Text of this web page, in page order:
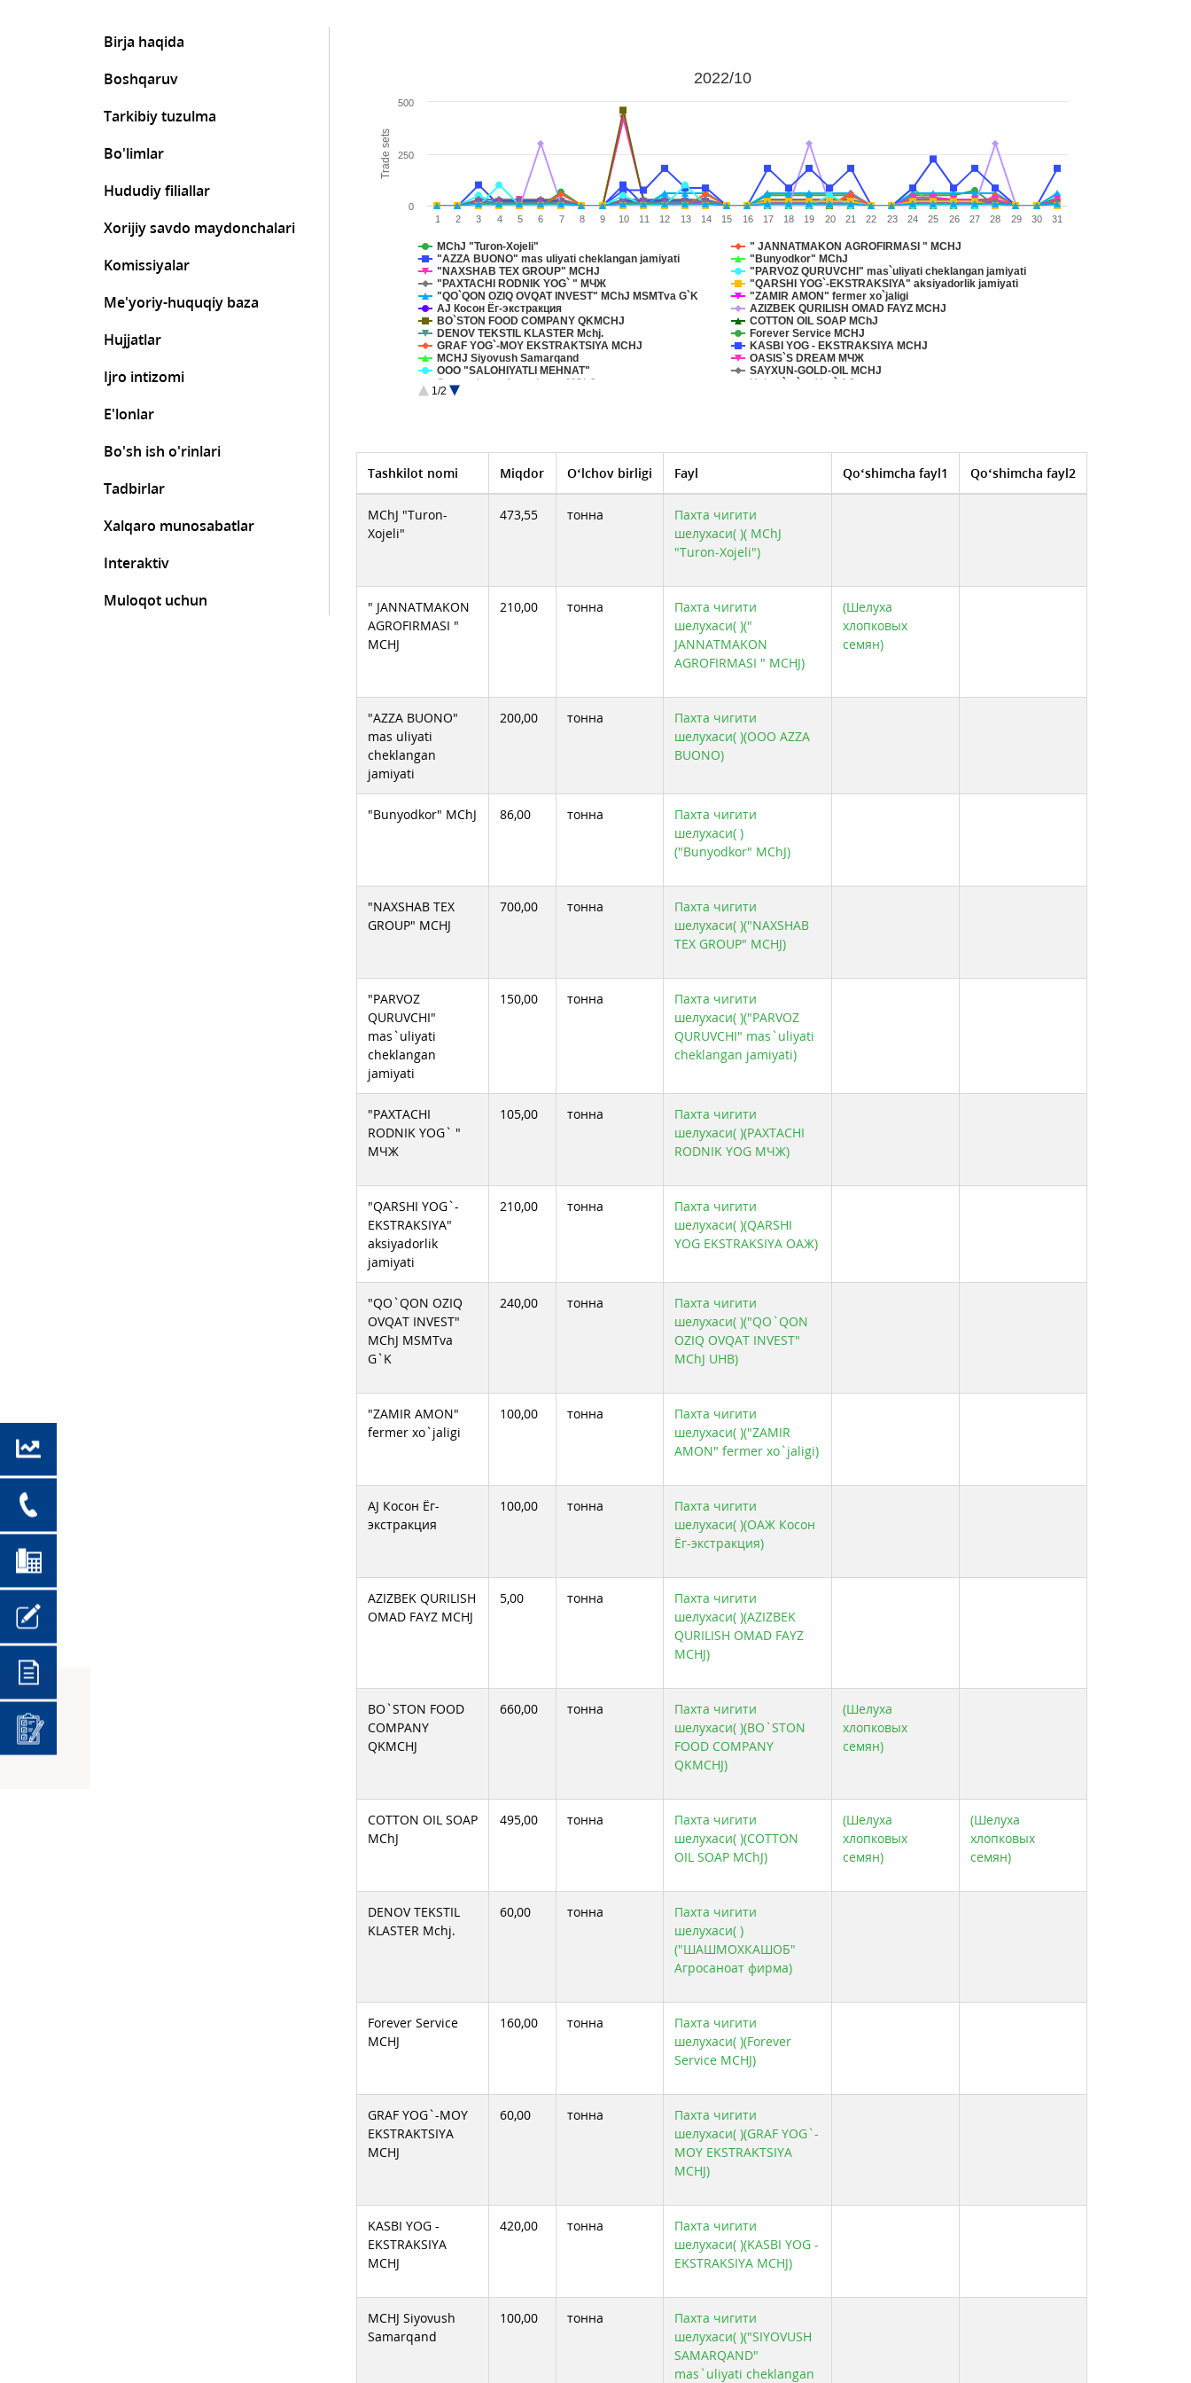
Birja haqida
Boshqaruv
Tarkibiy tuzulma
Bo'limlar
Hududiy filiallar
Xorijiy savdo maydonchalari
Komissiyalar
Me'yoriy-huquqiy baza
Hujjatlar
Ijro intizomi
E'lonlar
Bo'sh ish o'rinlari
Tadbirlar
Xalqaro munosabatlar
Interaktiv
Muloqot uchun
Trade sets
2022/10
MChJ "Turon-Xojeli"
" JANNATMAKON AGROFIRMASI " MCHJ
"AZZA BUONO" mas uliyati cheklangan jamiyati
"Bunyodkor" MChJ
"NAXSHAB TEX GROUP" MCHJ
"PARVOZ QURUVCHI" mas`uliyati cheklangan jamiyati
"PAXTACHI RODNIK YOG` " МЧЖ
"QARSHI YOG`-EKSTRAKSIYA" aksiyadorlik jamiyati
"QO`QON OZIQ OVQAT INVEST" MChJ MSMTva G`K
"ZAMIR AMON" fermer xo`jaligi
AJ Косон Ёг-экстракция
AZIZBEK QURILISH OMAD FAYZ MCHJ
BO`STON FOOD COMPANY QKMCHJ
COTTON OIL SOAP MChJ
DENOV TEKSTIL KLASTER Mchj.
Forever Service MCHJ
GRAF YOG`-MOY EKSTRAKTSIYA MCHJ
KASBI YOG - EKSTRAKSIYA MCHJ
MCHJ Siyovush Samarqand
OASIS`S DREAM МЧЖ
OOO "SALOHIYATLI MEHNAT"
SAYXUN-GOLD-OIL MCHJ
Surxondaryo Agroxizmat MChJ
Uchqo`rg`on Yog` AJ
XURSHEDA USMONOVA SHIRINLIKLARI MCHJ
СИФАТ САВДО ГРАНТ МЧЖ
СП ООО "SILVERLEAFE"
ХК Baxt-moy invest
1/2
1 2 3 4 5 6 7 8 9 10 11 12 13 14 15 16 17 18 19 20 21 22 23 24 25 26 27 28 29 30 31
0
250
500
Tashkilot nomi Miqdor O‘lchov birligi Fayl Qo‘shimcha fayl1 Qo‘shimcha fayl2
MChJ "Turon-
Xojeli"
473,55 тонна
Пахта чигити
шелухаси( )( MChJ
"Turon-Xojeli")
" JANNATMAKON
AGROFIRMASI "
MCHJ
210,00 тонна
Пахта чигити
шелухаси( )("
JANNATMAKON
AGROFIRMASI " MCHJ)
(Шелуха
хлопковых
семян)
"AZZA BUONO"
mas uliyati
cheklangan
jamiyati
200,00 тонна
Пахта чигити
шелухаси( )(ООО AZZA
BUONO)
"Bunyodkor" MChJ 86,00 тонна
Пахта чигити
шелухаси( )
("Bunyodkor" MChJ)
"NAXSHAB TEX
GROUP" MCHJ
700,00 тонна
Пахта чигити
шелухаси( )("NAXSHAB
TEX GROUP" MCHJ)
"PARVOZ
QURUVCHI"
mas`uliyati
cheklangan
jamiyati
150,00 тонна
Пахта чигити
шелухаси( )("PARVOZ
QURUVCHI" mas`uliyati
cheklangan jamiyati)
"PAXTACHI
RODNIK YOG` "
МЧЖ
105,00 тонна
Пахта чигити
шелухаси( )(PAXTACHI
RODNIK YOG МЧЖ)
"QARSHI YOG`-
EKSTRAKSIYA"
aksiyadorlik
jamiyati
210,00 тонна
Пахта чигити
шелухаси( )(QARSHI
YOG EKSTRAKSIYA ОАЖ)
"QO`QON OZIQ
OVQAT INVEST"
MChJ MSMTva
G`K
240,00 тонна
Пахта чигити
шелухаси( )("QO`QON
OZIQ OVQAT INVEST"
MChJ UHB)
"ZAMIR AMON"
fermer xo`jaligi
100,00 тонна
Пахта чигити
шелухаси( )("ZAMIR
AMON" fermer xo`jaligi)
AJ Косон Ёг-
экстракция
100,00 тонна
Пахта чигити
шелухаси( )(ОАЖ Косон
Ёг-экстракция)
AZIZBEK QURILISH
OMAD FAYZ MCHJ
5,00 тонна
Пахта чигити
шелухаси( )(AZIZBEK
QURILISH OMAD FAYZ
MCHJ)
BO`STON FOOD
COMPANY
QKMCHJ
660,00 тонна
Пахта чигити
шелухаси( )(BO`STON
FOOD COMPANY
QKMCHJ)
(Шелуха
хлопковых
семян)
COTTON OIL SOAP
MChJ
495,00 тонна
Пахта чигити
шелухаси( )(COTTON
OIL SOAP MChJ)
(Шелуха
хлопковых
семян)
(Шелуха
хлопковых
семян)
DENOV TEKSTIL
KLASTER Mchj.
60,00 тонна
Пахта чигити
шелухаси( )
("ШАШМОХКАШОБ"
Агросаноат фирма)
Forever Service
MCHJ
160,00 тонна
Пахта чигити
шелухаси( )(Forever
Service MCHJ)
GRAF YOG`-MOY
EKSTRAKTSIYA
MCHJ
60,00 тонна
Пахта чигити
шелухаси( )(GRAF YOG`-
MOY EKSTRAKTSIYA
MCHJ)
KASBI YOG -
EKSTRAKSIYA
MCHJ
420,00 тонна
Пахта чигити
шелухаси( )(KASBI YOG -
EKSTRAKSIYA MCHJ)
MCHJ Siyovush
Samarqand
100,00 тонна
Пахта чигити
шелухаси( )("SIYOVUSH
SAMARQAND"
mas`uliyati cheklangan